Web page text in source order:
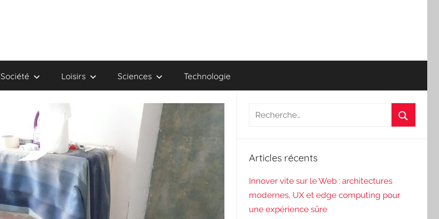
Société Loisirs Sciences Technologie
Recherche
Articles récents
Innover vite sur le Web : architectures
modernes, UX et edge computing pour
une expérience sûre